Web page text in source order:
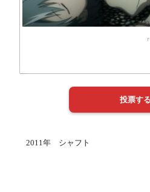
「
2011年 シャフト